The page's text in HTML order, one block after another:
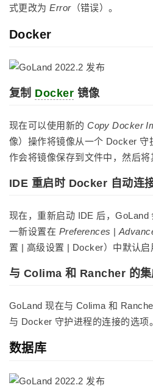
式更改为Error（错误）。
Docker
复制 Docker 镜像
现在可以使用新的Copy Docker
像）操作将镜像从一个 Docker 守
作会将镜像保存到文件中，然后将
IDE 重启时 Docker 自动连
现在，重新启动 IDE 后，
一新设置在 Preferences |
置 | 高级设置 | Docker）中默认启
与 Colima 和 Rancher 的集
GoLand 现在与 Colima 和
与 Docker 守护进程的连接的选项。
数据库